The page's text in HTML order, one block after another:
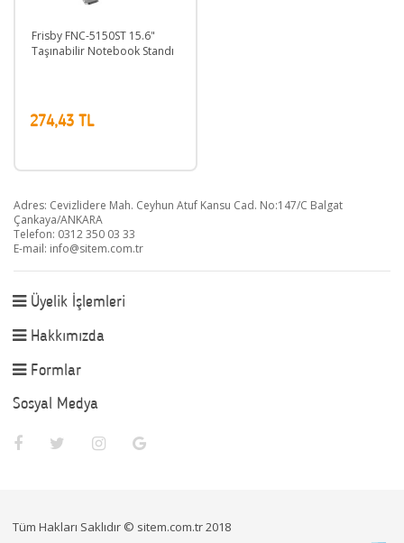
Frisby FNC-5150ST 15.6"
Taşınabilir Notebook Standı
274,43 TL
Adres: Cevizlidere Mah. Ceyhun Atuf Kansu Cad. No:147/C Balgat
Çankaya/ANKARA
Telefon: 0312 350 03 33
E-mail: info@sitem.com.tr
Üyelik İşlemleri
Hakkımızda
Formlar
Sosyal Medya
Tüm Hakları Saklıdır © sitem.com.tr 2018